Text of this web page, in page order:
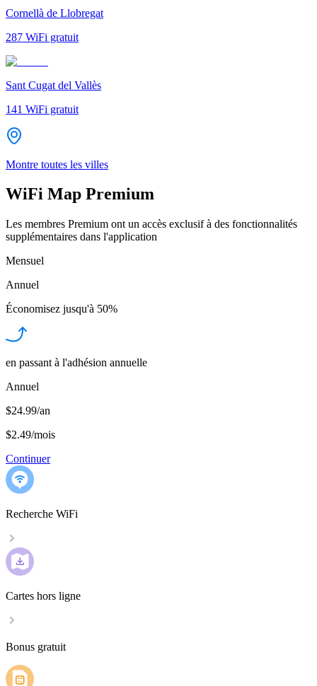
Cornellà de Llobregat
287 WiFi gratuit
Sant Cugat del Vallès
141 WiFi gratuit
Montre toutes les villes
WiFi Map Premium
Les membres Premium ont un accès exclusif à des fonctionnalités
supplémentaires dans l'application
Mensuel
Annuel
Économisez jusqu'à 50%
en passant à l'adhésion annuelle
Annuel
$24.99/an
$2.49/mois
Continuer
Recherche WiFi
Cartes hors ligne
Bonus gratuit